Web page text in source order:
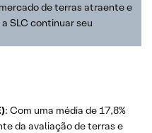
de terras atraente e
SLC continuar seu
: Com uma média de 17,8%
da avaliação de terras e